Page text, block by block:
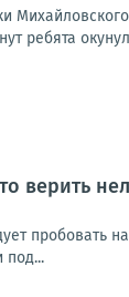
ребята
верить
пробовать
под...